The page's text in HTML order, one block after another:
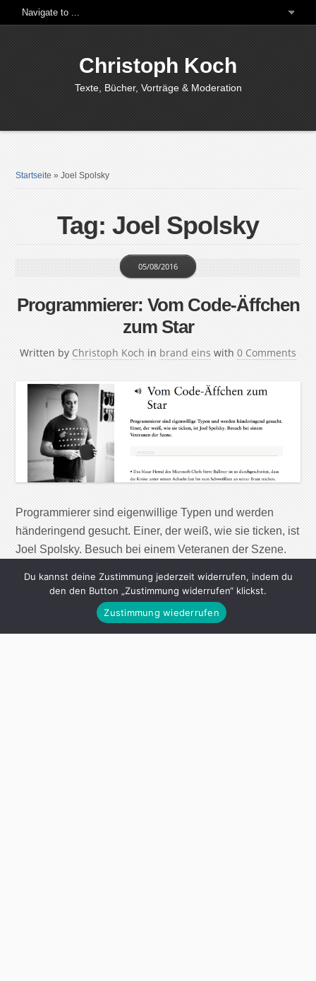
Christoph Koch
Texte, Bücher, Vorträge & Moderation
Startseite »Joel Spolsky
Tag: Joel Spolsky
Programmierer: Vom Code-Äffchen
zum Star
Written by Christoph Koch
05/08/2016
in brand eins with 0 Comments
Programmierer sind eigenwillige Typen und werden
händeringend gesucht. Einer, der weiß, wie sie ticken, ist
Joel Spolsky. Besuch bei einem Veteranen der Szene.
so durchgeschwitzt, dass die Kreise unter seinen
Achseln fast bis zum Schweißlatz an seiner Brust
reichen. „Developers, developers, developers!“, schreit
Du kannst deine Zustimmung jederzeit widerrufen, indem du
den den Button „Zustimmung widerrufen“ klickst.
Zustimmung wiederrufen